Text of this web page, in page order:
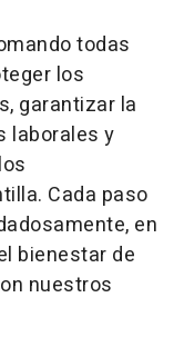
todas
los
garantizar la
laborales y
Cada paso
en
bienestar de
nuestros